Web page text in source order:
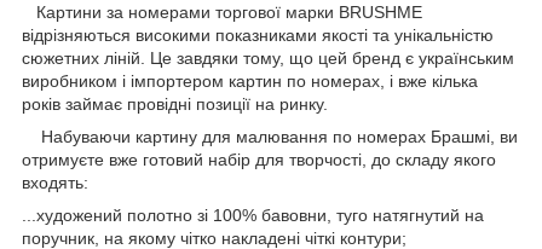
Картини за номерами торгової марки BRUSHME
відрізняються високими показниками якості та унікальністю
сюжетних ліній. Це завдяки тому, що цей бренд є українським
виробником і імпортером картин по номерах, і вже кілька
років займає провідні позиції на ринку.
Набуваючи картину для малювання по номерах Брашмі, ви
отримуєте вже готовий набір для творчості, до складу якого
входять:
...художений полотно зі 100% бавовни, туго натягнутий на
поручник, на якому чітко накладені чіткі контури;